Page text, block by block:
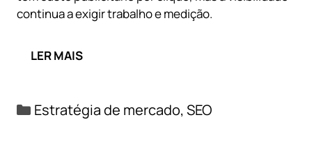
continua a exigir trabalho e medição.
LER MAIS
Categorias
Estratégia de mercado, SEO